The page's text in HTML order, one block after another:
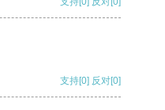
支持[0] 反对[0]